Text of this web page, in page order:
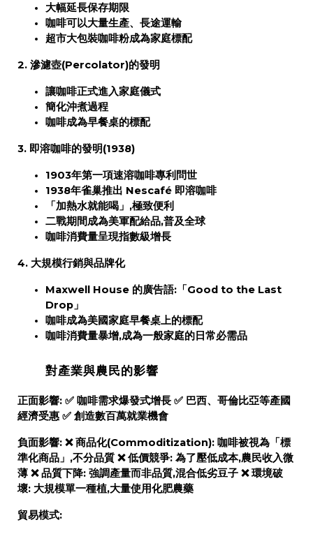
大幅延長保存期限
咖啡可以大量生產、長途運輸
超市大包裝咖啡粉成為家庭標配
2. 滲濾壺(Percolator)的發明
讓咖啡正式進入家庭儀式
簡化沖煮過程
咖啡成為早餐桌的標配
3. 即溶咖啡的發明(1938)
1903年第一項速溶咖啡專利問世
1938年雀巢推出 Nescafé 即溶咖啡
「加熱水就能喝」,極致便利
二戰期間成為美軍配給品,普及全球
咖啡消費量呈現指數級增長
4. 大規模行銷與品牌化
Maxwell House 的廣告語:「Good to the Last
Drop」
咖啡成為美國家庭早餐桌上的標配
咖啡消費量暴增,成為一般家庭的日常必需品
對產業與農民的影響
正面影響: ✅ 咖啡需求爆發式增長 ✅ 巴西、哥倫比亞等產國
經濟受惠 ✅ 創造數百萬就業機會
負面影響: ❌商品化(Commoditization): 咖啡被視為「標
準化商品」,不分品質 ❌低價競爭: 為了壓低成本,農民收入微
薄 ❌品質下降: 強調產量而非品質,混合低劣豆子 ❌環境破
壞: 大規模單一種植,大量使用化肥農藥
貿易模式: